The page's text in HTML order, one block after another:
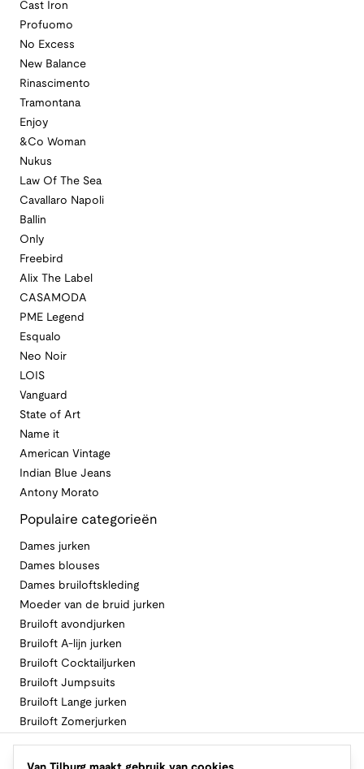
Cast Iron
Profuomo
No Excess
New Balance
Rinascimento
Tramontana
Enjoy
&Co Woman
Nukus
Law Of The Sea
Cavallaro Napoli
Ballin
Only
Freebird
Alix The Label
CASAMODA
PME Legend
Esqualo
Neo Noir
LOIS
Vanguard
State of Art
Name it
American Vintage
Indian Blue Jeans
Antony Morato
Populaire categorieën
Dames jurken
Dames blouses
Dames bruiloftskleding
Moeder van de bruid jurken
Bruiloft avondjurken
Bruiloft A-lijn jurken
Bruiloft Cocktailjurken
Bruiloft Jumpsuits
Bruiloft Lange jurken
Bruiloft Zomerjurken
Volg Van Tilburg